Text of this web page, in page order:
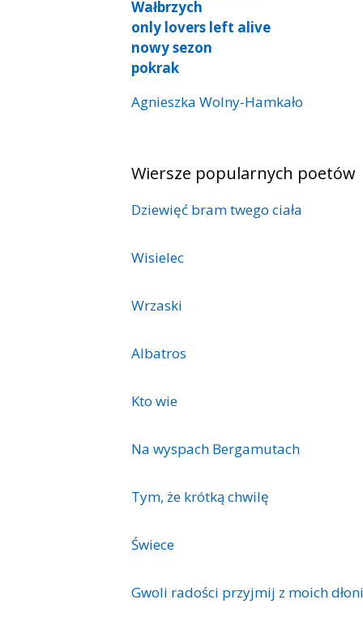
Wałbrzych
only lovers left alive
nowy sezon
pokrak
Agnieszka Wolny-Hamkało
Wiersze popularnych poetów
Dziewięć bram twego ciała
Wisielec
Wrzaski
Albatros
Kto wie
Na wyspach Bergamutach
Tym, że krótką chwilę
Świece
Gwoli radości przyjmij z moich dłoni